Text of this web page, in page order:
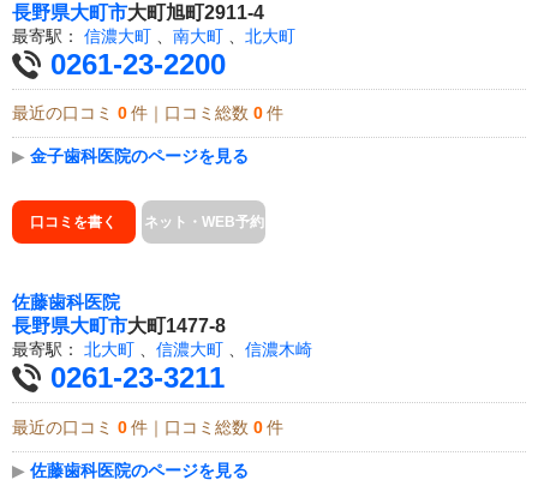
長野県大町市大町旭町2911-4
最寄駅： 信濃大町 南大町 北大町
0261-23-2200
最近の口コミ 0 件｜口コミ総数 0 件
▶ 金子歯科医院のページを見る
口コミを書く ネット・WEB予約
佐藤歯科医院
長野県大町市大町1477-8
最寄駅： 北大町 、 信濃大町 、 信濃木崎
0261-23-3211
最近の口コミ 0 件｜口コミ総数 0 件
▶ 佐藤歯科医院のページを見る